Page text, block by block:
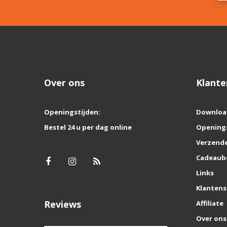
Over ons
Openingstijden:
Bestel 24 u per dag online
Reviews
Links
Affiliate
Over ons